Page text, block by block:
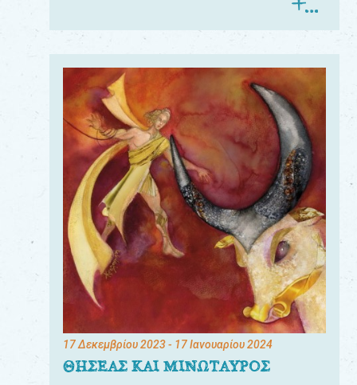
17 Δεκεμβρίου 2023- 17 Ιανουαρίου 2024
ΘΗΣΕΑΣ ΚΑΙ ΜΙΝΩΤΑΥΡΟΣ